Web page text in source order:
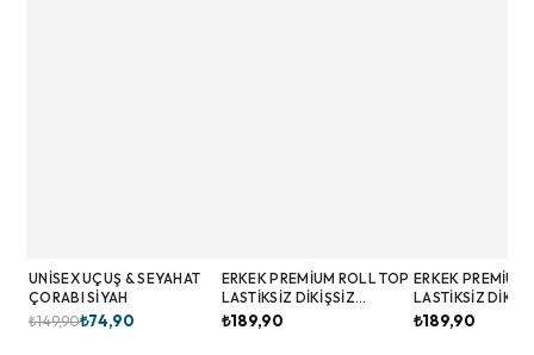
UNISEX UÇUŞ & SEYAHAT
ÇORABI SIYAH
₺149,90₺74,90
ERKEK PREMIUM ROLL TOP
LASTIKSIZ DIKIŞSIZ
BAMBU ÇORAP LACIVERT
₺189,90
ERKEK PREMIUM
LASTIKSIZ
BAMBU ÇORAP
₺189,90